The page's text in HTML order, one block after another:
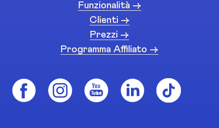
Funzionalità ->
Clienti ->
Prezzi ->
Programma Affiliato ->